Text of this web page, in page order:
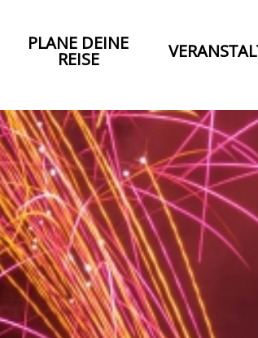
PLANE DEINE
REISE